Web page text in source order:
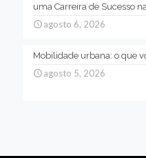
uma Carreira de Sucesso
agosto 6, 2026
Mobilidade urbana: o que
agosto 5, 2026